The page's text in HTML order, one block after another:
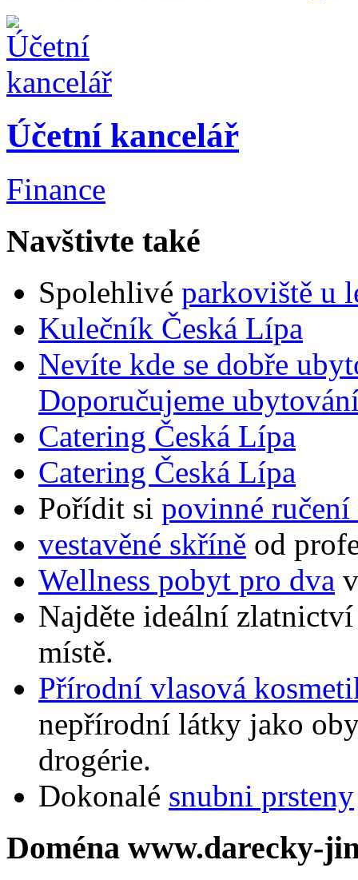
Účetní kancelář
Finance
Navštivte také
Spolehlivé parkoviště u
Kulečník Česká Lípa
Nevíte kde se dobře
Doporučujeme
Catering Česká Lípa
Catering Česká Lípa
Pořídit si povinné ručení
vestavěné skříně od
Wellness pobyt pro dva
Najděte ideální
místě.
Přírodní vlasová
nepřírodní látky jako
drogérie.
Dokonalé snubni prsteny
Doména www.darecky-